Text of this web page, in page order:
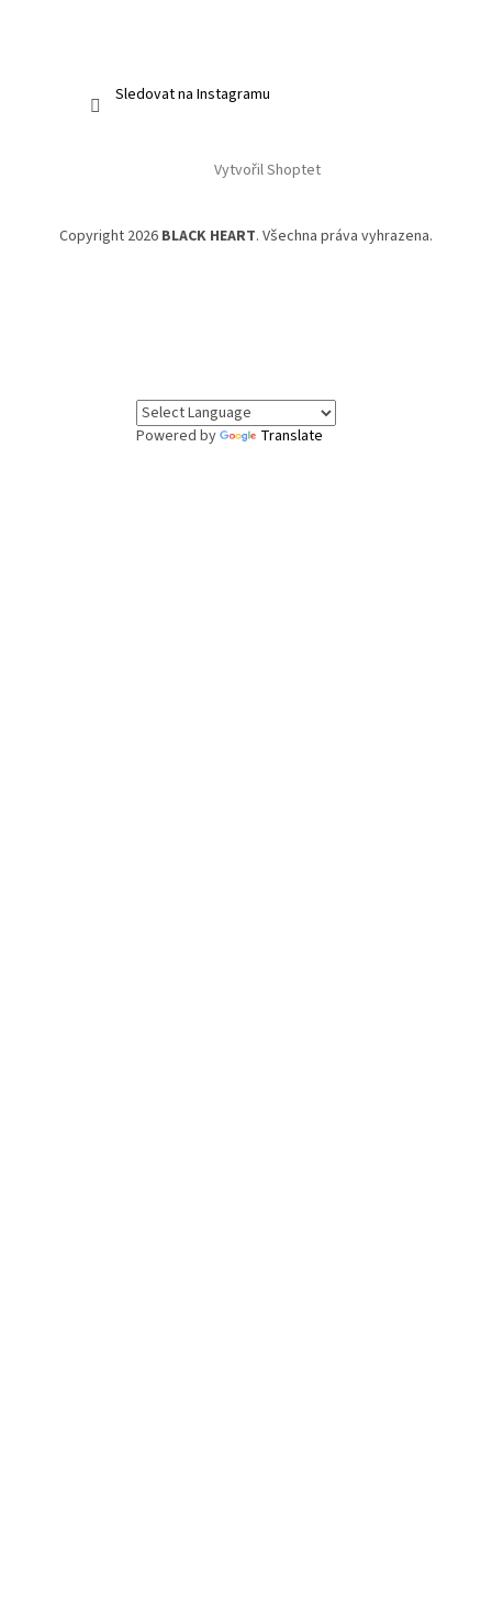
Sledovat na Instagramu
Vytvořil Shoptet
Copyright 2026 BLACK HEART. Všechna práva vyhrazena.
Powered by Translate